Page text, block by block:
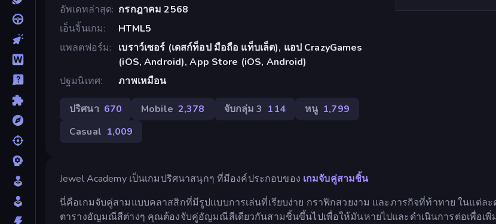
อัพเดทล่าสุด กรกฎาคม 2568
เอ็นจิ้นเกม
HTML5
แพลตฟอร์ม
เบราว์เซอร์ (เดสก์ท็อป มือถือ แท็บเล็ต), แอป CrazyGames
(iOS, Android), App Store (iOS, Android)
ปฐมนิเทศ
ภาพเหมือน
ปริศนา 670 Mobile 2,378 จับกลุ่ม 3 114 หนู 1,799
Casual 1,009
Jewel Academy เป็นเกมปริศนาสนุกๆ ที่มีองค์ประกอบของ เกมจับคู่สามชิ้น
นี่คือเกมจับคู่สามแบบคลาสสิกที่มีรูปแบบการเล่นที่เรียบง่าย กราฟิกสวยงาม และภารกิจที่ท้าทาย ในแต่ล
ตารางอัญมณีสีต่างๆ คุณต้องจับคู่อัญมณีสีเดียวกันสามชิ้นขึ้นไปเพื่อให้มันหายไปและดำเนินการต่อเพื่อเ